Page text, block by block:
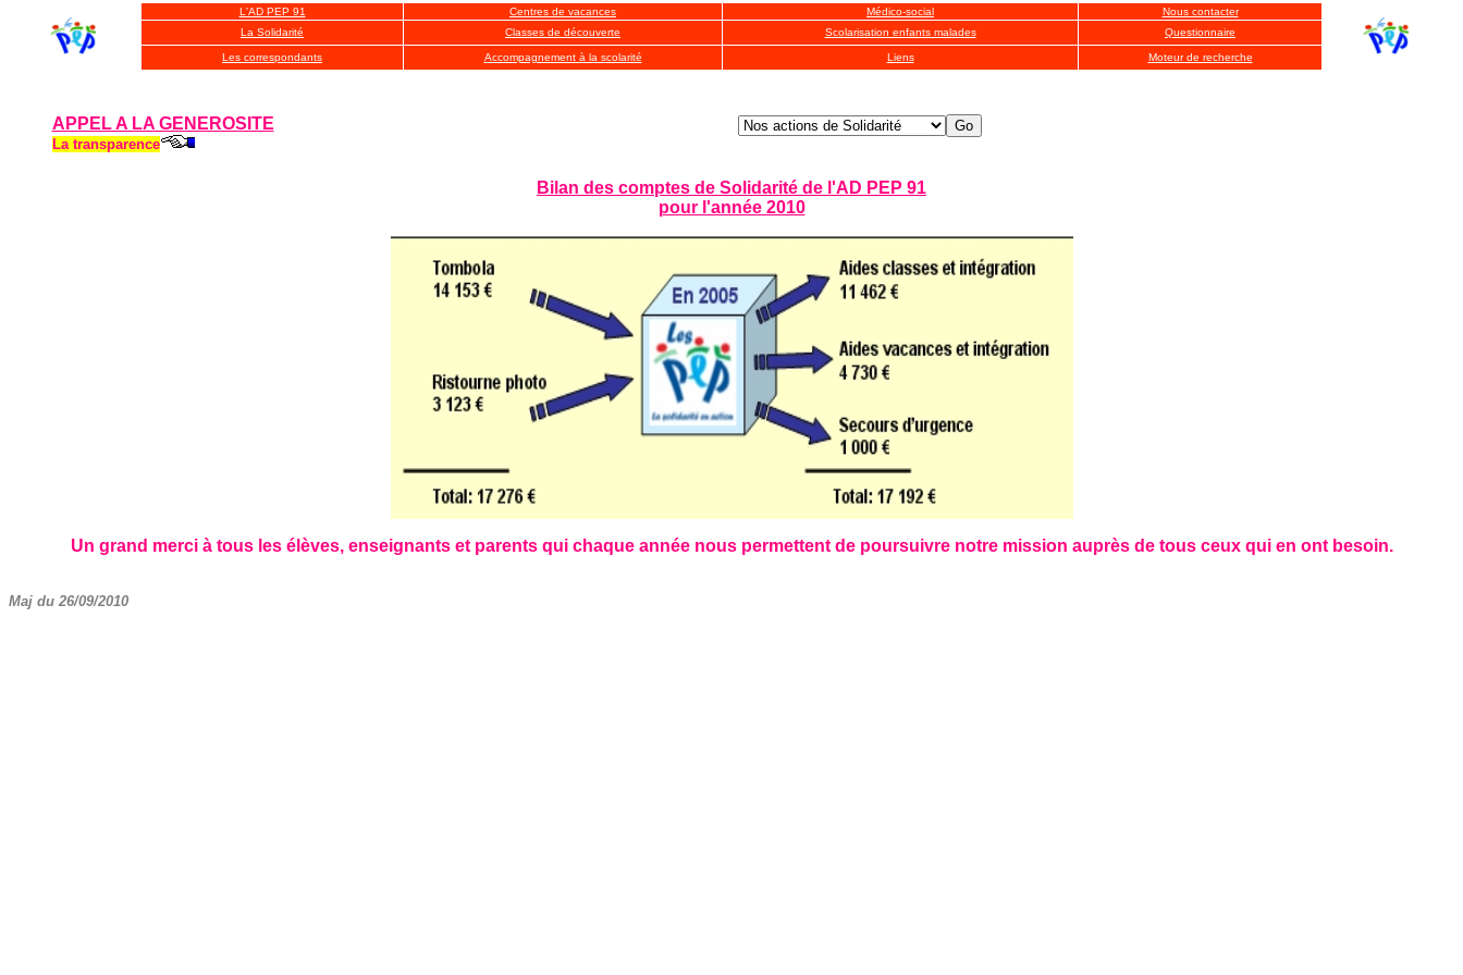
L'AD PEP 91 Centres de vacances Médico-social
Nous contacter
La Solidarité
Classes de découverte Scolarisation enfants malades Questionnaire
Les correspondants Accompagnement à la scolarité Liens Moteur de recherche
APPEL A LA GENEROSITE
La transparence
Bilan des comptes de Solidarité de l'AD PEP 91
pour l'année 2010
Un grand merci à tous les élèves, enseignants et parents qui chaque année nous permettent de poursuivre notre mission auprès de tous ceux qui en ont besoin.
Maj du 26/09/2010